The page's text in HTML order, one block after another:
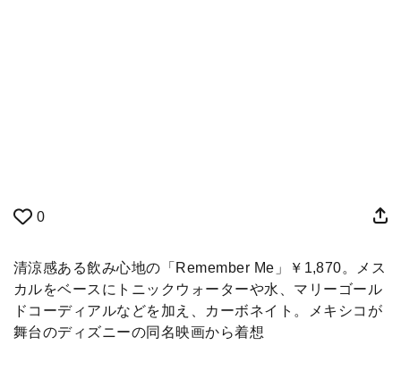
0
清涼感ある飲み心地の「Remember Me」￥1,870。メス
カルをベースにトニックウォーターや水、マリーゴール
ドコーディアルなどを加え、カーボネイト。メキシコが
舞台のディズニーの同名映画から着想